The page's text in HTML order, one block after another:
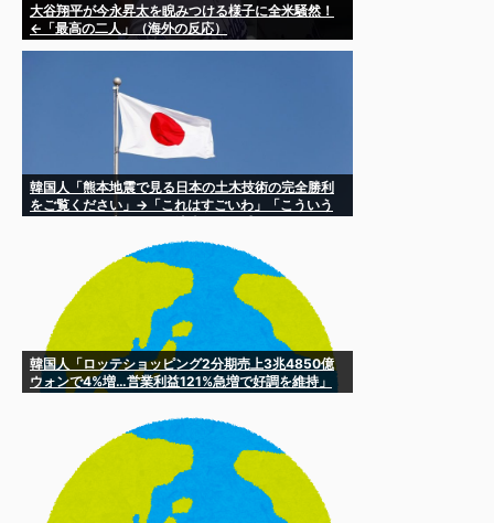
大谷翔平が今永昇太を睨みつける様子に全米騒然！
←「最高の二人」（海外の反応）
韓国人「熊本地震で見る日本の土木技術の完全勝利
をご覧ください」→「これはすごいわ」「こういう
韓国人「ロッテショッピング2分期売上3兆4850億
ウォンで4%増…営業利益121%急増で好調を維持」